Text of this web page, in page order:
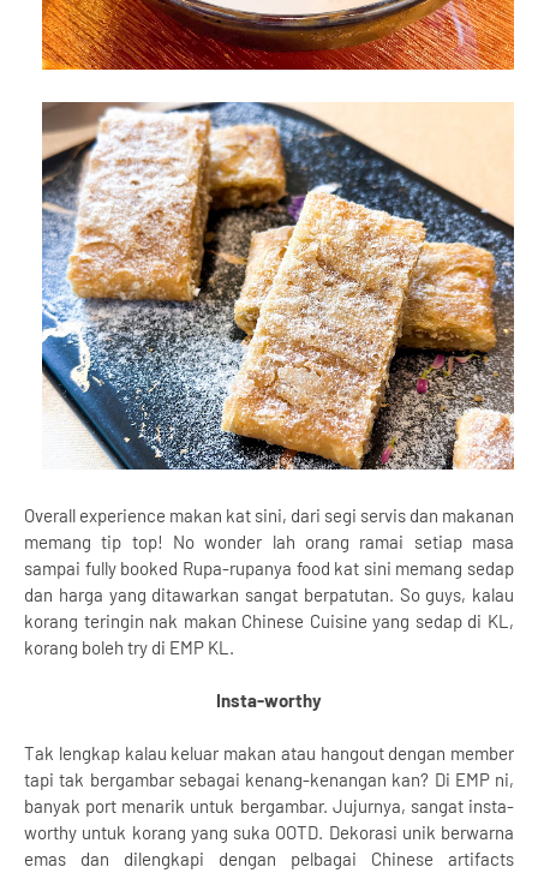
Overall experience makan kat sini, dari segi servis dan makanan
memang tip top! No wonder lah orang ramai setiap masa
sampai fully booked Rupa-rupanya food kat sini memang sedap
dan harga yang ditawarkan sangat berpatutan. So guys, kalau
korang teringin nak makan Chinese Cuisine yang sedap di KL,
korang boleh try di EMP KL.
Insta-worthy
Tak lengkap kalau keluar makan atau hangout dengan member
tapi tak bergambar sebagai kenang-kenangan kan? Di EMP ni,
banyak port menarik untuk bergambar. Jujurnya, sangat insta-
worthy untuk korang yang suka OOTD. Dekorasi unik berwarna
emas dan dilengkapi dengan pelbagai Chinese artifacts